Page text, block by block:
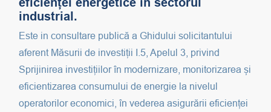
industrial.
Este in consultare publică a Ghidului solicitantului
aferent Măsurii de investiții I.5, Apelul 3, privind
Sprijinirea investițiilor în modernizare, monitorizarea și
eficientizarea consumului de energie la nivelul
operatorilor economici, în vederea asigurării eficienței